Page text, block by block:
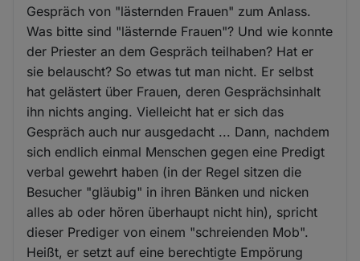
Gespräch von "lästernden Frauen" zum Anlass.
Was bitte sind "lästernde Frauen"? Und wie konnte
der Priester an dem Gespräch teilhaben? Hat er
sie belauscht? So etwas tut man nicht. Er selbst
hat gelästert über Frauen, deren Gesprächsinhalt
ihn nichts anging. Vielleicht hat er sich das
Gespräch auch nur ausgedacht ... Dann, nachdem
sich endlich einmal Menschen gegen eine Predigt
verbal gewehrt haben (in der Regel sitzen die
Besucher "gläubig" in ihren Bänken und nicken
alles ab oder hören überhaupt nicht hin), spricht
dieser Prediger von einem "schreienden Mob".
Heißt, er setzt auf eine berechtigte Empörung